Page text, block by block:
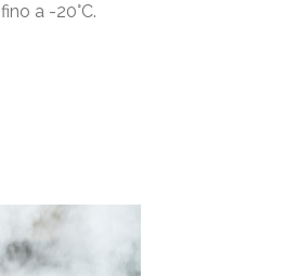
a -20°C.